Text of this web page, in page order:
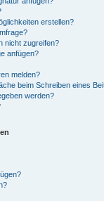
erstellen?
nicht zugreifen?
anfügen?
melden?
beim Schreiben eines
werden?